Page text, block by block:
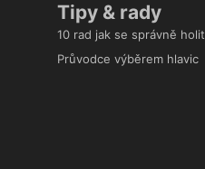
Tipy & rady
10 rad jak se správně holit
Průvodce výběrem hlavic